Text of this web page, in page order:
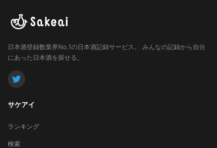
日本酒登録数業界No.1の日本酒記録サービス。
みんなの記録から自分
にあった日本酒を探せる。
サケアイ
ランキング
検索